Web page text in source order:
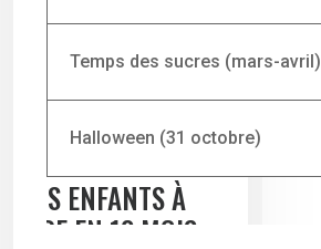
Temps des sucres (mars-avril)
Halloween (31 octobre)